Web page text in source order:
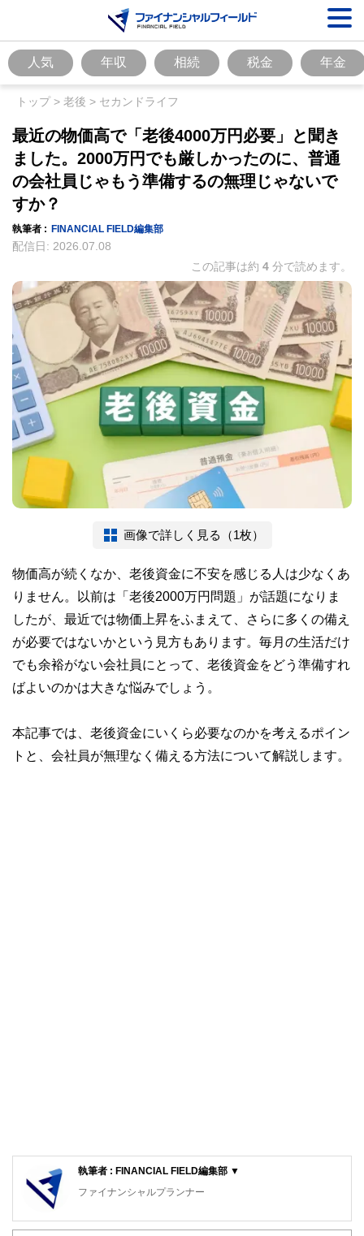
人気 年収 相続 税金 年金
トップ> 老後 > セカンドライフ
最近の物価高で「老後4000万円必要」と聞き
ました。2000万円でも厳しかったのに、普通
の会社員じゃもう準備するの無理じゃないで
すか？
執筆者 : FINANCIAL FIELD編集部
配信日: 2026.07.08
この記事は約 4 分で読めます。
画像で詳しく見る（1枚）
物価高が続くなか、老後資金に不安を感じる人は少なくあ
りません。以前は「老後2000万円問題」が話題になりま
したが、最近では物価上昇をふまえて、さらに多くの備え
が必要ではないかという見方もあります。毎月の生活だけ
でも余裕がない会社員にとって、老後資金をどう準備すれ
ばよいのかは大きな悩みでしょう。
本記事では、老後資金にいくら必要なのかを考えるポイン
トと、会社員が無理なく備える方法について解説します。
執筆者 : FINANCIAL FIELD編集部 ▼
ファイナンシャルプランナー
FinancialField編集部は、金融、経済に関する記事を、日々